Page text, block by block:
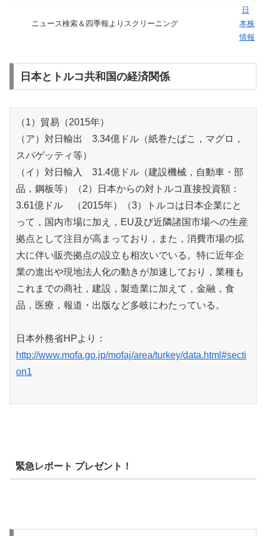
ニュース検索＆四季報よりスクリーニング
日
本株
情報
日本とトルコ共和国の経済関係
（1）貿易（2015年）
（ア）対日輸出 3.34億ドル（紙巻たばこ，マグロ，
スパゲッティ等）
（イ）対日輸入 31.4億ドル（建設機械，自動車・部
品，鋼板等）（2）日本からの対トルコ直接投資額：
3.61億ドル （2015年）（3）トルコは日本企業にと
って，国内市場に加え，EU及び近隣諸国市場への生産
拠点として注目が高まっており，また，消費市場の拡
大に伴い販売拠点の設立も相次いでいる。特に近年企
業の進出や現地法人化の動きが加速しており，業種も
これまでの商社，建設，製造業に加えて，金融，食
品，医療，報道・出版など多岐にわたっている。
日本外務省HPより：
http://www.mofa.go.jp/mofaj/area/turkey/data.html#secti
on1
緊急レポート プレゼント！